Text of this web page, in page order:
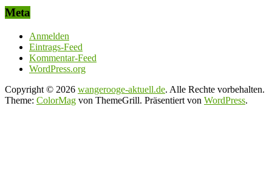
Meta
Anmelden
Eintrags-Feed
Kommentar-Feed
WordPress.org
Copyright © 2026 wangerooge-aktuell.de. Alle Rechte vorbehalten.
Theme: ColorMag von ThemeGrill. Präsentiert von WordPress.